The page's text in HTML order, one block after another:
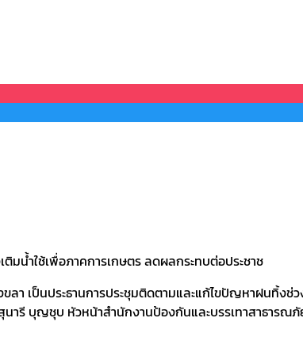
มน้ำใช้เพื่อภาคการเกษตร ลดผลกระทบต่อประชาช
า เป็นประธานการประชุมติดตามและแก้ไขปัญหาฝนทิ้งช่
ารี บุญชุบ หัวหน้าสำนักงานป้องกันและบรรเทาสาธาร